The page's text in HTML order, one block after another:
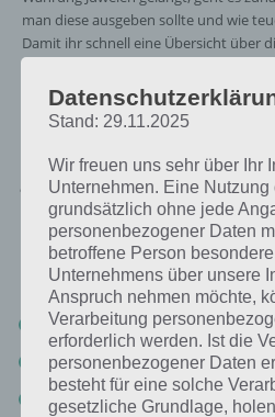
man diese ausgeben sollte und wie
Damit ihr schnell eine Übersicht über
[index]
Juwelen als In App Kauf
Der schnellste Weg an Juwelen zu
Bereits bei anderen Spiele Apps
sind. Auch bei Royal Revolt 2 haben
500 Juwelen für 4,49 € (entspricht
1050 Juwelen für 8,99 € (entspricht
2500 Juwelen für 17,99 € (entspricht
Stand: 29.11.2025
Wir freuen uns sehr über Ihr
Unternehmen. Eine Nutzung
grundsätzlich ohne jede
personenbezogener Daten
betroffene Person
Unternehmens über unsere
Anspruch nehmen möchte,
Verarbeitung
erforderlich werden. Ist die
personenbezogener Daten
besteht für eine solche
gesetzliche Grundlage,